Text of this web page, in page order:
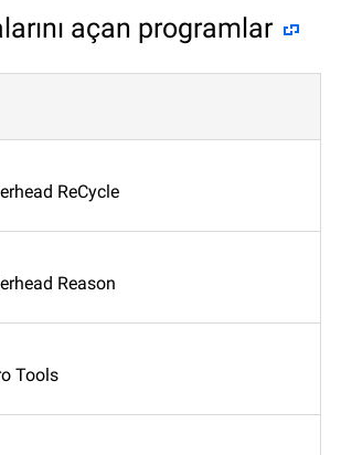
açan programlar
ReCycle
Reason
Tools